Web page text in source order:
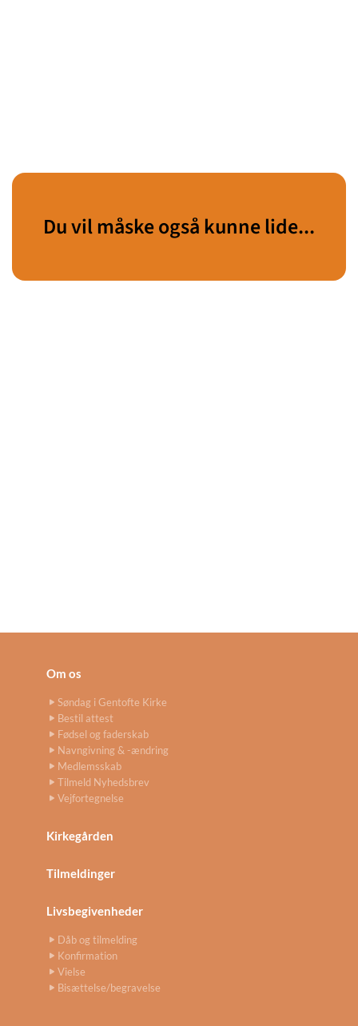
Du vil måske også kunne lide...
Om os
Søndag i Gentofte Kirke
Bestil attest
Fødsel og faderskab
Navngivning & -ændring
Medlemsskab
Tilmeld Nyhedsbrev
Vejfortegnelse
Kirkegården
Tilmeldinger
Livsbegivenheder
Dåb og tilmelding
Konfirmation
Vielse
Bisættelse/begravelse